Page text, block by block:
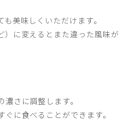
美味しくいただけます。
）に変えるとまた違った風味が
さに調整します。
に食べることができます。